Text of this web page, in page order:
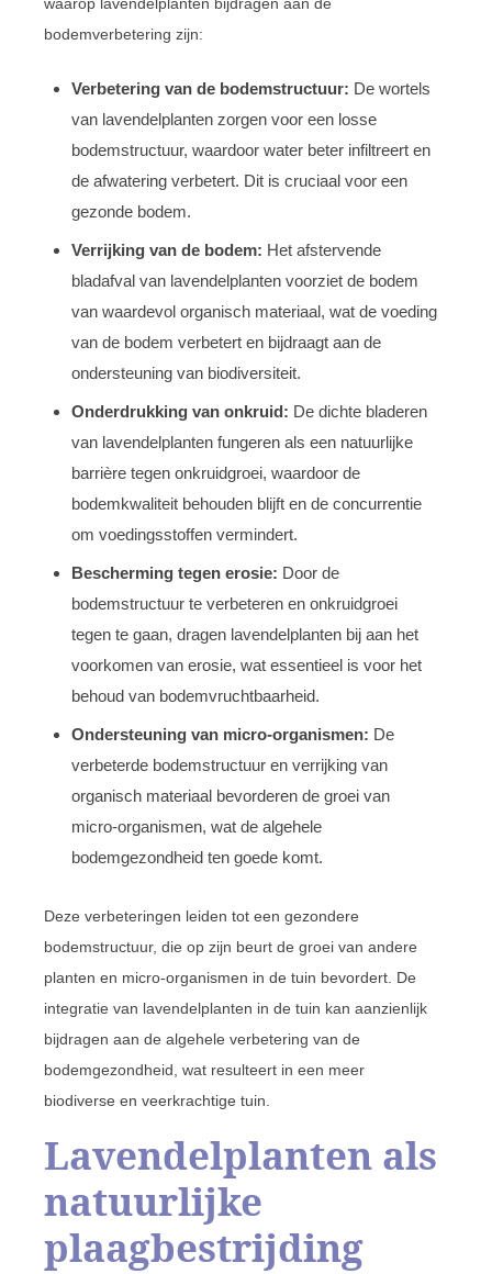
bodemverbetering zijn:
Verbetering van de bodemstructuur: De wortels
van lavendelplanten zorgen voor een losse
bodemstructuur, waardoor water beter infiltreert en
de afwatering verbetert. Dit is cruciaal voor een
gezonde bodem.
Verrijking van de bodem: Het afstervende
bladafval van lavendelplanten voorziet de bodem
van waardevol organisch materiaal, wat de voeding
van de bodem verbetert en bijdraagt aan de
ondersteuning van biodiversiteit.
Onderdrukking van onkruid: De dichte bladeren
van lavendelplanten fungeren als een natuurlijke
barrière tegen onkruidgroei, waardoor de
bodemkwaliteit behouden blijft en de concurrentie
om voedingsstoffen vermindert.
Bescherming tegen erosie: Door de
bodemstructuur te verbeteren en onkruidgroei
tegen te gaan, dragen lavendelplanten bij aan het
voorkomen van erosie, wat essentieel is voor het
behoud van bodemvruchtbaarheid.
Ondersteuning van micro-organismen: De
verbeterde bodemstructuur en verrijking van
organisch materiaal bevorderen de groei van
micro-organismen, wat de algehele
bodemgezondheid ten goede komt.
Deze verbeteringen leiden tot een gezondere
bodemstructuur, die op zijn beurt de groei van andere
planten en micro-organismen in de tuin bevordert. De
integratie van lavendelplanten in de tuin kan aanzienlijk
bijdragen aan de algehele verbetering van de
bodemgezondheid, wat resulteert in een meer
biodiverse en veerkrachtige tuin.
Lavendelplanten als
natuurlijke
plaagbestrijding